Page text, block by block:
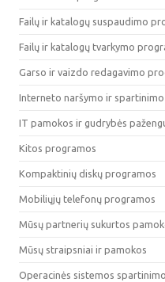
Failų ir katalogų suspaudimo
Failų ir katalogų tvarkymo
Garso ir vaizdo redagavimo
Interneto naršymo ir
IT pamokos ir gudrybės
Kitos programos
Kompaktinių diskų programos
Mobiliųjų telefonų programos
Mūsų partnerių sukurtos
Mūsų straipsniai ir pamokos
Operacinės sistemos